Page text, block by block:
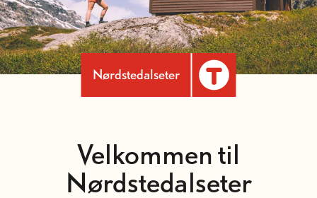
Nørdstedalseter
Velkommen til
Nørdstedalseter